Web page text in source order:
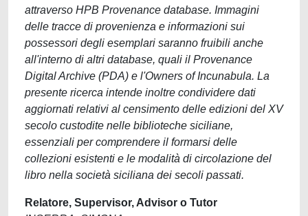
attraverso HPB Provenance database. Immagini
delle tracce di provenienza e informazioni sui
possessori degli esemplari saranno fruibili anche
all'interno di altri database, quali il Provenance
Digital Archive (PDA) e l'Owners of Incunabula. La
presente ricerca intende inoltre condividere dati
aggiornati relativi al censimento delle edizioni del XV
secolo custodite nelle biblioteche siciliane,
essenziali per comprendere il formarsi delle
collezioni esistenti e le modalità di circolazione del
libro nella società siciliana dei secoli passati.
Relatore, Supervisor, Advisor o Tutor